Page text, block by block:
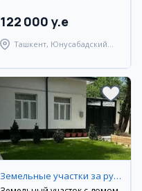
122 000 y.e
Ташкент, Юнусабадский
Земельные участки за рубежом